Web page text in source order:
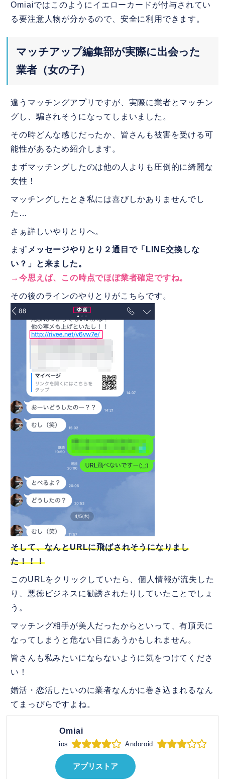
Omiaiではこのようにイエローカードが付与されてい
る要注意人物が分かるので、安全に利用できます。
マッチアップ編集部が実際に出会った
業者（女の子）
違うマッチングアプリですが、実際に業者とマッチン
グし、騙されそうになってしまいました。
その時どんな感じだったか、皆さんも被害を受ける可
能性があるため紹介します。
まずマッチングしたのは他の人よりも圧倒的に綺麗な
女性！
マッチングしたとき私には喜びしかありませんでし
た…
さぁ詳しいやりとりへ。
まず メッセージやりとり２通目で「LINE交換しな
い？」と来ました。
→今思えば、この時点でほぼ業者確定ですね。
その後のラインのやりとりがこちらです。
そして、なんとURLに飛ばされそうになりまし
た！！！
このURLをクリックしていたら、個人情報が流失した
り、悪徳ビジネスに勧誘されたりしていたことでしょ
う。
マッチング相手が美人だったからといって、有頂天に
なってしまうと危ない目にあうかもしれません。
皆さんも私みたいにならないように気をつけてくださ
い！
婚活・恋活したいのに業者なんかに巻き込まれるなん
てまっぴらですよね。
Omiai
ios Andoroid
アプリストア